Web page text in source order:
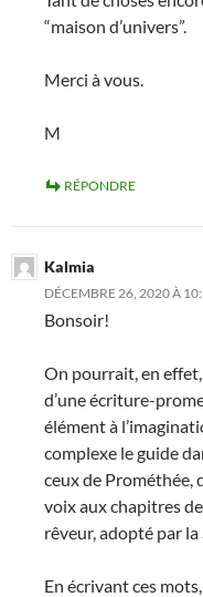
“maison d’univers”.
Merci à vous.
M
RÉPONDRE
Kalmia
DÉCEMBRE 26, 2020 À
Bonsoir!
On pourrait, en
d’une écriture-
élément à
complexe le guide
ceux de Prométhée,
voix aux chapitres
rêveur, adopté par
En écrivant ces